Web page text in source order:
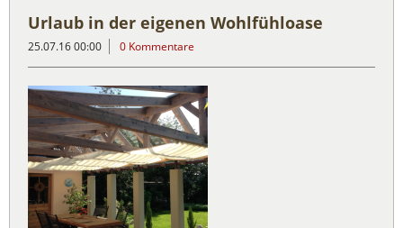
Urlaub in der eigenen Wohlfühloase
25.07.16 00:00 0 Kommentare